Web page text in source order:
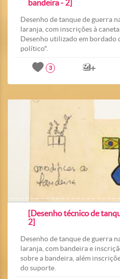
bandeira - 2]
Desenho de tanque de guerra
laranja, com inscrições à
Desenho utilizado em bordado
político".
3
[Desenho técnico de
2]
Desenho de tanque de guerra
laranja, com bandeira e
sobre a bandeira, além
do suporte.